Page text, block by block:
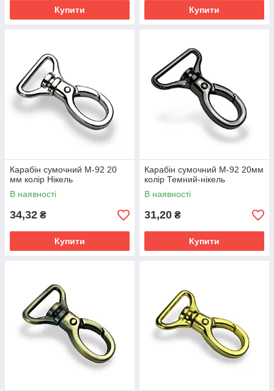
Купити Купити
Карабін сумочний М-92 20
мм колір Нікель
В наявності
34,32 ₴
Купити
Карабін сумочний М-92 20мм
колір Темний-нікель
В наявності
31,20 ₴
Купити